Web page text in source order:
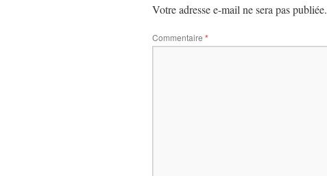
Votre adresse e-mail ne sera pas publiée.
Commentaire *